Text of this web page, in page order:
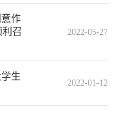
作
召
2022-05-27
生
2022-01-12